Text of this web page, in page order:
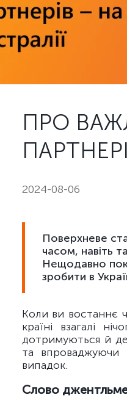
ПРО
2024-08-06
Поверхневе
часом, навіть
Нещодавно
зробити в
Коли ви востаннє
країні взагалі
дотримуються й
та впроваджуючи
випадок.
Слово